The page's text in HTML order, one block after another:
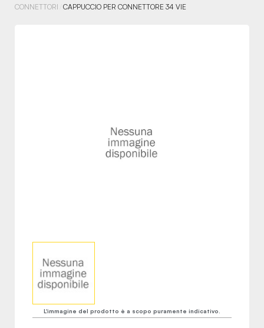
CONNETTORI CAPPUCCIO PER CONNETTORE 34 VIE
L'immagine del prodotto è a scopo puramente indicativo.